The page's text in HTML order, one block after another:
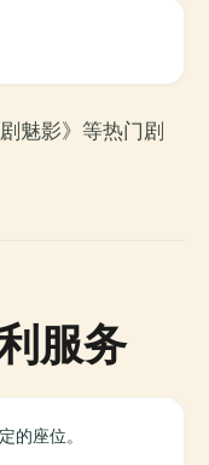
魅影》等热门剧
服务
的座位。